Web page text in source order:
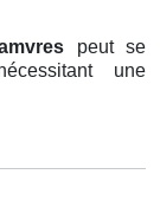
peut se
une